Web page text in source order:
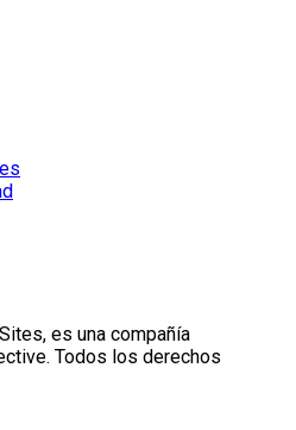
es una compañía
Todos los derechos